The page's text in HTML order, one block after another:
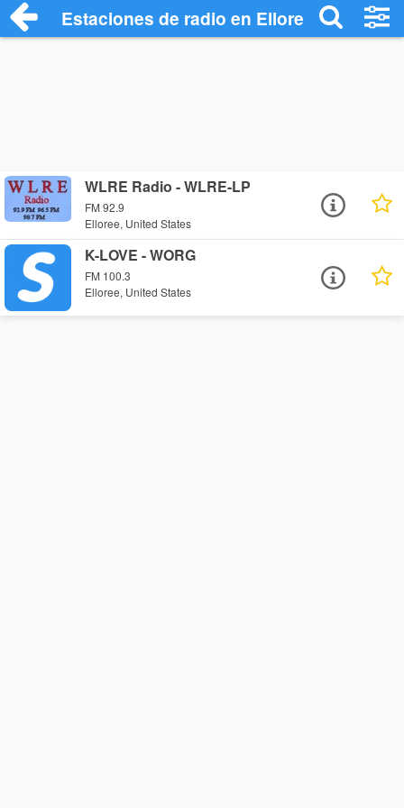
Estaciones de radio en Elloree -
WLRE Radio - WLRE-LP
FM 92.9
Elloree, United States
K-LOVE - WORG
FM 100.3
Elloree, United States